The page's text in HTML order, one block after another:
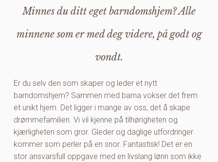
Minnes du ditt eget barndomshjem? Alle
minnene som er med deg videre, på godt og
vondt.
Er du selv den som skaper og leder et nytt
barndomshjem? Sammen med barna vokser det frem
et unikt hjem. Det ligger i mange av oss, det å skape
drømmefamilien. Vi vil kjenne på tilhørigheten og
kjærligheten som gror. Gleder og daglige utfordringer
kommer som perler på en snor. Fantastisk! Det er en
stor ansvarsfull oppgave med en livslang lønn som ikke